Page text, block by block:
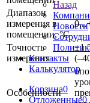
Назад
Новости
Контакты
Калькулятор
Корзина0
Отложенные0
Диапазон
измерения в
помещении, °C
Точность
измерения
±1
Особенности